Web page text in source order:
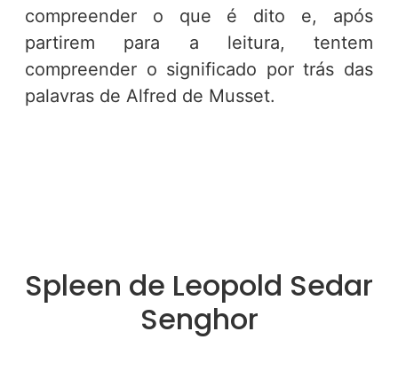
compreender o que é dito e, após
partirem para a leitura, tentem
compreender o significado por trás das
palavras de Alfred de Musset.
Spleen de Leopold Sedar
Senghor